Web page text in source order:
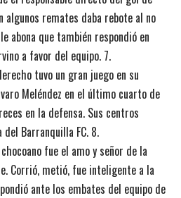
algunos remates daba rebote al no
abona que también respondió en
a favor del equipo. 7.
tuvo un gran juego en su
Meléndez en el último cuarto de
en la defensa. Sus centros
Barranquilla FC. 8.
fue el amo y señor de la
Corrió, metió, fue inteligente a la
ante los embates del equipo de